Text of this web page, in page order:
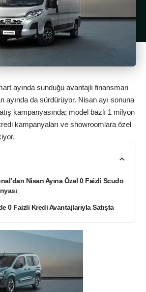
ayında sunduğu avantajlı finansman
ayında da sürdürüyor. Nisan ayı sonuna
kampanyasında; model bazlı 1 milyon
kampanyaları ve showroomlara özel
Nisan Ayına Özel 0 Faizli Scudo
0 Faizli Kredi Avantajlarıyla Satışta